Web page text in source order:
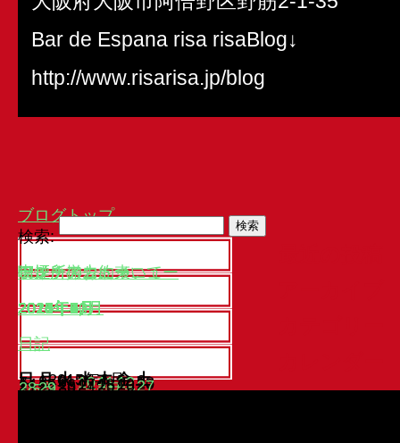
Bar de Espana risa risaBlog↓
http://www.risarisa.jp/blog
ブログトップ
検索:
913
喫煙所撤去について
喫煙所のお約束
テイクアウトメニュー
ランチメニュー
2023年9月
2021年4月
2020年9月
2020年6月
2018年7月
2018年6月
2018年5月
2016年8月
2016年6月
2016年5月
2015年8月
2015年7月
2015年6月
2015年5月
2015年4月
2015年3月
2015年2月
2015年1月
2014年12月
2014年11月
2014年3月
2013年10月
2013年9月
2013年8月
2013年7月
2013年6月
日記
2015年6月
日 月 火 水 木 金 土
« 5月 7月 »
1 2 3 4 5 6
7 8 9 10111213
14151617181920
21222324252627
282930